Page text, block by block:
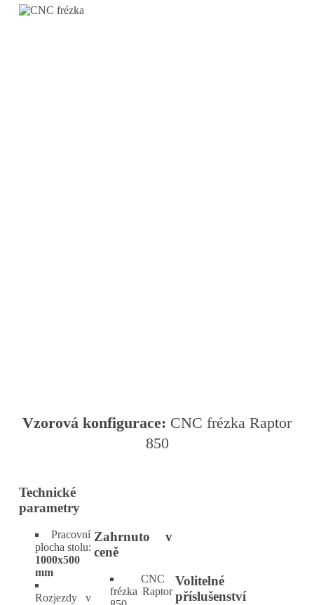
Vzorová konfigurace: CNC frézka Raptor
850
Technické
parametry
Pracovní
plocha stolu:
1000x500
mm
Rozjezdy v
Zahrnuto v
ceně
CNC
frézka Raptor
Volitelné
příslušenství